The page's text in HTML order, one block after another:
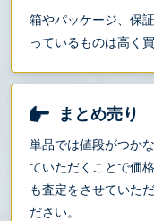
箱やパッケージ、保
っているものは高く
まとめ売り
単品では値段がつか
ていただくことで価
も査定をさせていた
ださい。